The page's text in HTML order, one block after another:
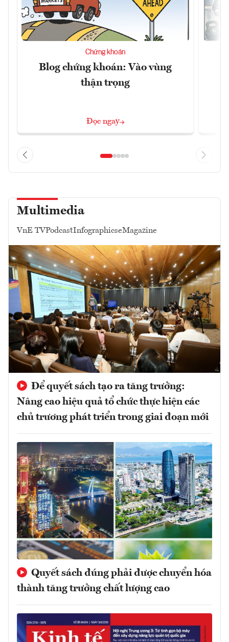
Chứng khoán
Blog chứng khoán: Vào vùng
thận trọng
Đọc ngay
Multimedia
VnE TVPodcastInfographicseMagazine
Để quyết sách tạo ra tăng trưởng:
Nâng cao hiệu quả tổ chức thực hiện các
chủ trương phát triển trong giai đoạn mới
Quyết sách đúng phải được chuyển hóa
thành tăng trưởng chất lượng cao